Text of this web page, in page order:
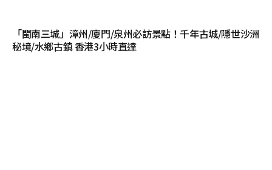
「閩南三城」漳州/廈門/泉州必訪景點！千年古城/隱世沙洲
秘境/水鄉古鎮 香港3小時直達